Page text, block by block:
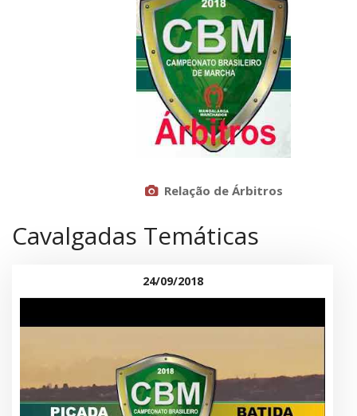
Relação de Árbitros
Cavalgadas Temáticas
24/09/2018